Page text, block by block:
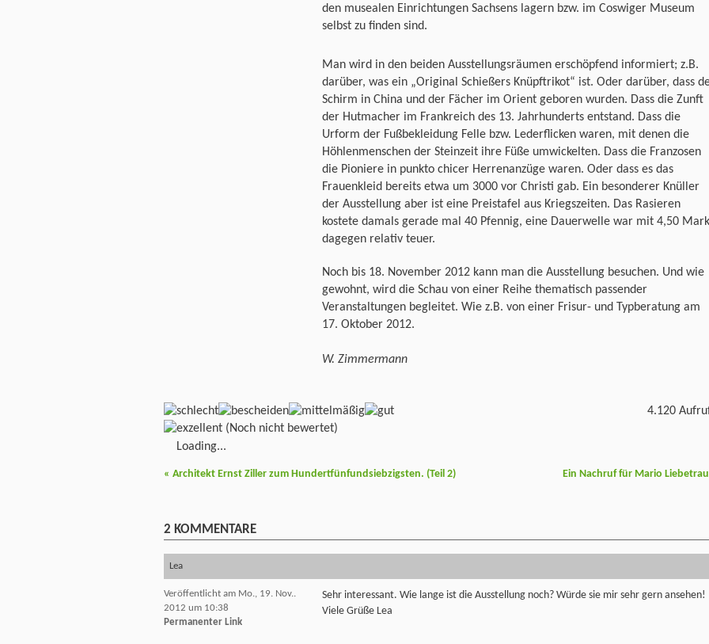
den musealen Einrichtungen Sachsens lagern bzw. im Coswiger Museum
selbst zu finden sind.
Man wird in den beiden Ausstellungsräumen erschöpfend informiert; z.B.
darüber, was ein „Original Schießers Knüpftrikot“ ist. Oder darüber, dass
Schirm in China und der Fächer im Orient geboren wurden. Dass die Zunft
der Hutmacher im Frankreich des 13. Jahrhunderts entstand. Dass die
Urform der Fußbekleidung Felle bzw. Lederflicken waren, mit denen die
Höhlenmenschen der Steinzeit ihre Füße umwickelten. Dass die Franzosen
die Pioniere in punkto chicer Herrenanzüge waren. Oder dass es das
Frauenkleid bereits etwa um 3000 vor Christi gab. Ein besonderer Knüller
der Ausstellung aber ist eine Preistafel aus Kriegszeiten. Das Rasieren
kostete damals gerade mal 40 Pfennig, eine Dauerwelle war mit 4,50 Mark
dagegen relativ teuer.
Noch bis 18. November 2012 kann man die Ausstellung besuchen. Und wie
gewohnt, wird die Schau von einer Reihe thematisch passender
Veranstaltungen begleitet. Wie z.B. von einer Frisur- und Typberatung am
17. Oktober 2012.
W. Zimmermann
(Noch nicht bewertet)
Loading...
4.120
« Architekt Ernst Ziller zum Hundertfünfundsiebzigsten. (Teil 2) Ein Nachruf für Mario Liebetrau
2 KOMMENTARE
Lea
Veröffentlicht am Mo., 19. Nov..
2012 um 10:38
Permanenter Link
Sehr interessant. Wie lange ist die Ausstellung noch? Würde sie mir sehr gern ansehen!
Viele Grüße Lea